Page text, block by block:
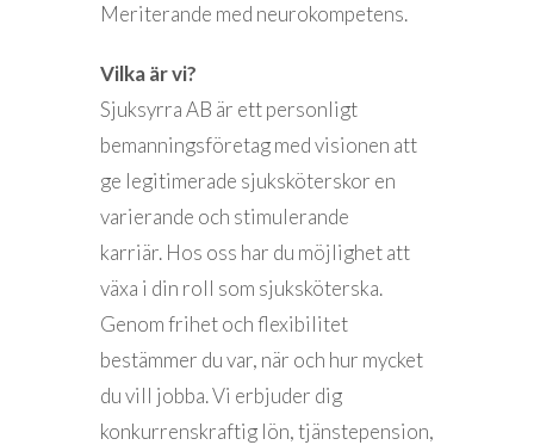
Meriterande med neurokompetens.
Vilka är vi?
Sjuksyrra AB är ett personligt
bemanningsföretag med visionen att
ge legitimerade sjuksköterskor en
varierande och stimulerande
karriär. Hos oss har du möjlighet att
växa i din roll som sjuksköterska.
Genom frihet och flexibilitet
bestämmer du var, när och hur mycket
du vill jobba. Vi erbjuder dig
konkurrenskraftig lön, tjänstepension,